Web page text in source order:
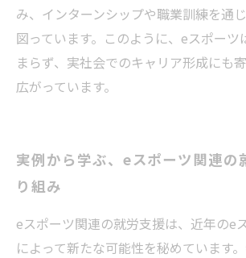
み、インターンシップや職業訓練を通
図っています。このように、eスポーツ
まらず、実社会でのキャリア形成にも
広がっています。
実例から学ぶ、eスポーツ関連の
り組み
eスポーツ関連の就労支援は、近年のe
によって新たな可能性を秘めています